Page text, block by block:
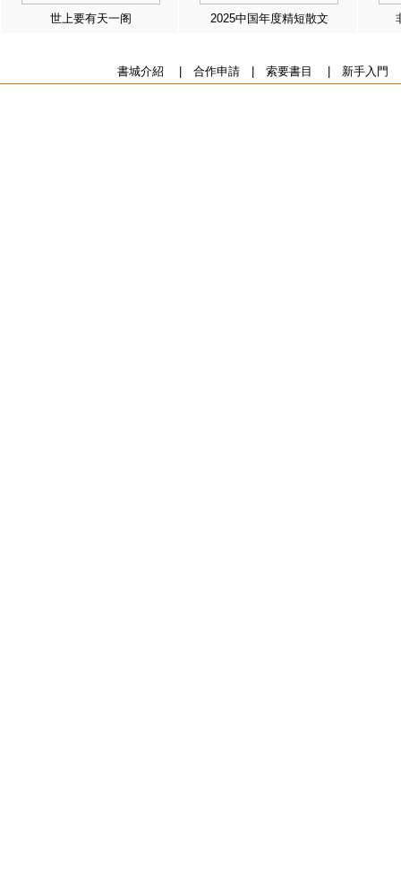
世上要有天一阁 2025中国年度精短散文
書城介紹 合作申請| 索要書目 新手入門